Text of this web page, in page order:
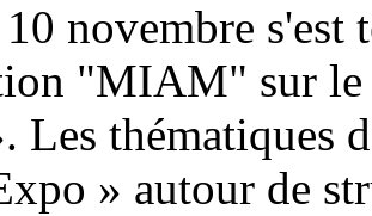
novembre
"MIAM" sur le
Les thématiques
» autour de